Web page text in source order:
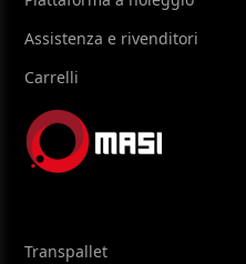
Assistenza e rivenditori
Carrelli
Transpallet